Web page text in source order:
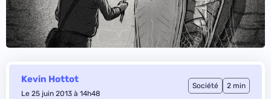
Kevin Hottot
Le 25 juin 2013 à 14h48
Société 2 min